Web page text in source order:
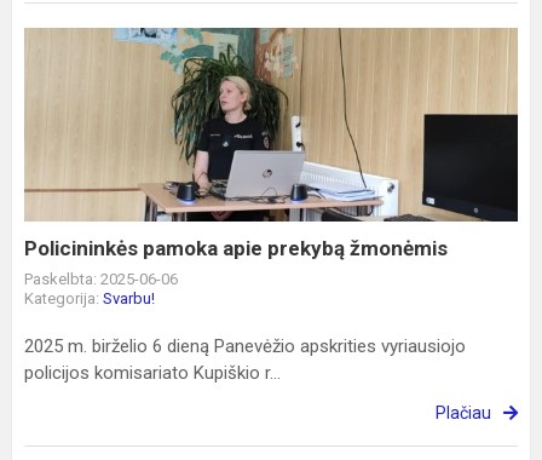
Policininkės
Policininkės pamoka apie prekybą žmonėmis
Paskelbta: 2025-06-06
Kategorija: Svarbu!
2025 m. birželio 6 dieną Panevėžio apskrities vyriausiojo
policijos komisariato Kupiškio r...
Plačiau